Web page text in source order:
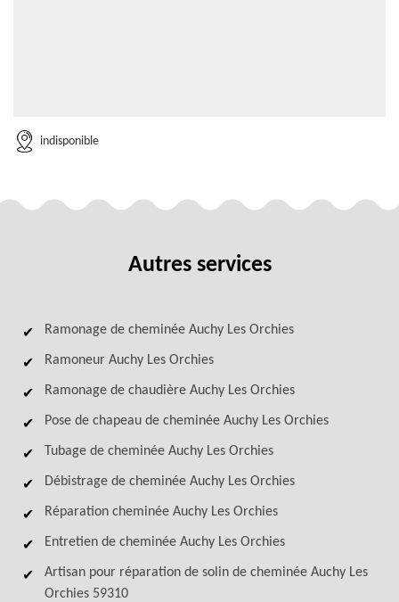
indisponible
Autres services
Ramonage de cheminée Auchy Les Orchies
Ramoneur Auchy Les Orchies
Ramonage de chaudière Auchy Les Orchies
Pose de chapeau de cheminée Auchy Les Orchies
Tubage de cheminée Auchy Les Orchies
Débistrage de cheminée Auchy Les Orchies
Réparation cheminée Auchy Les Orchies
Entretien de cheminée Auchy Les Orchies
Artisan pour réparation de solin de cheminée Auchy Les
Orchies 59310